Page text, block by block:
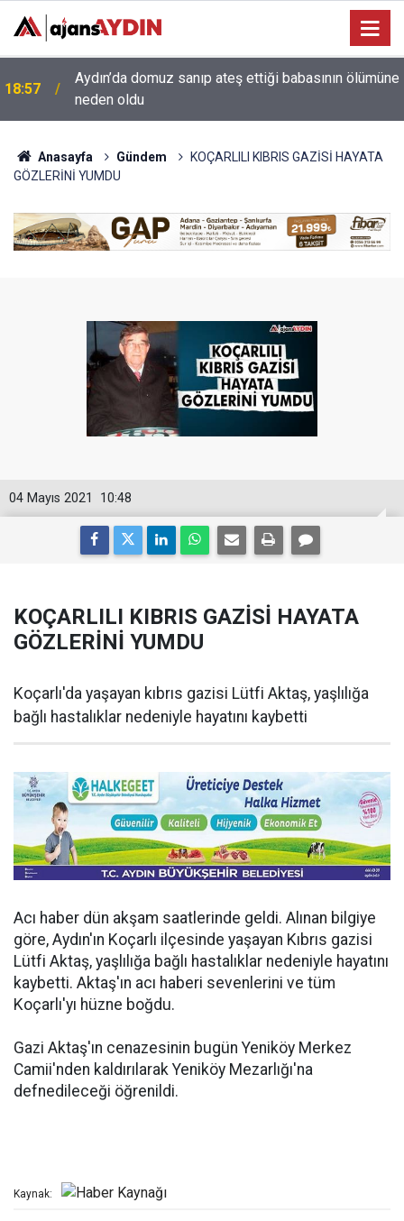
18:13 Yeni Parti'nin Aydın kurucu yönetimi belli oldu
Anasayfa Gündem
KOÇARLILI KIBRIS GAZİSİ HAYATA
GÖZLERİNİ YUMDU
10:48
04 Mayıs 2021
KOÇARLILI KIBRIS GAZİSİ HAYATA
GÖZLERİNİ YUMDU
Koçarlı'da yaşayan kıbrıs gazisi Lütfi Aktaş, yaşlılığa
bağlı hastalıklar nedeniyle hayatını kaybetti
Acı haber dün akşam saatlerinde geldi. Alınan bilgiye
göre, Aydın'ın Koçarlı ilçesinde yaşayan Kıbrıs gazisi
Lütfi Aktaş, yaşlılığa bağlı hastalıklar nedeniyle hayatını
kaybetti. Aktaş'ın acı haberi sevenlerini ve tüm
Koçarlı'yı hüzne boğdu.
Gazi Aktaş'ın cenazesinin bugün Yeniköy Merkez
Camii'nden kaldırılarak Yeniköy Mezarlığı'na
defnedileceği öğrenildi.
Kaynak: